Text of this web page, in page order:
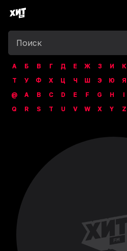
А Б В Г Д Е Ж З И К
Т
У Ф Х Ц Ч Ш Э Ю
Я
@
A B C D E F G H I
Q
R S T U V W X Y Z